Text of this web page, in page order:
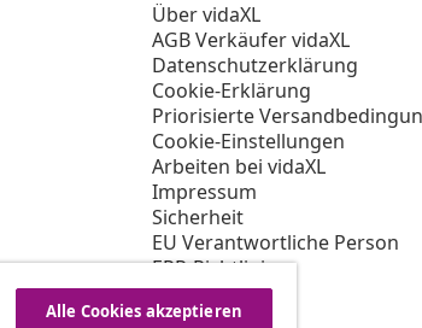
Über vidaXL
AGB Verkäufer vidaXL
Datenschutzerklärung
Cookie-Erklärung
Priorisierte
Cookie-Einstellungen
Arbeiten bei vidaXL
Impressum
Sicherheit
EU Verantwortliche Person
EPR-Richtlinie
Barrierefreiheit
Alle Cookies akzeptieren